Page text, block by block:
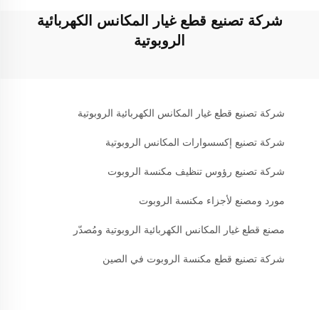
شركة تصنيع قطع غيار المكانس الكهربائية
الروبوتية
شركة تصنيع قطع غيار المكانس الكهربائية الروبوتية
شركة تصنيع إكسسوارات المكانس الروبوتية
شركة تصنيع رؤوس تنظيف مكنسة الروبوت
مورد ومصنع لأجزاء مكنسة الروبوت
مصنع قطع غيار المكانس الكهربائية الروبوتية ومُصدّر
شركة تصنيع قطع مكنسة الروبوت في الصين